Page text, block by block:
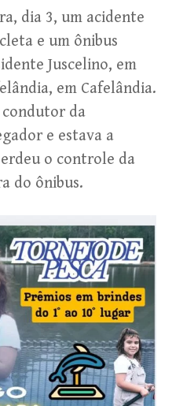
dia 3, um acidente
e um ônibus
Juscelino, em
em Cafelândia.
condutor da
e estava a
o controle da
do ônibus.